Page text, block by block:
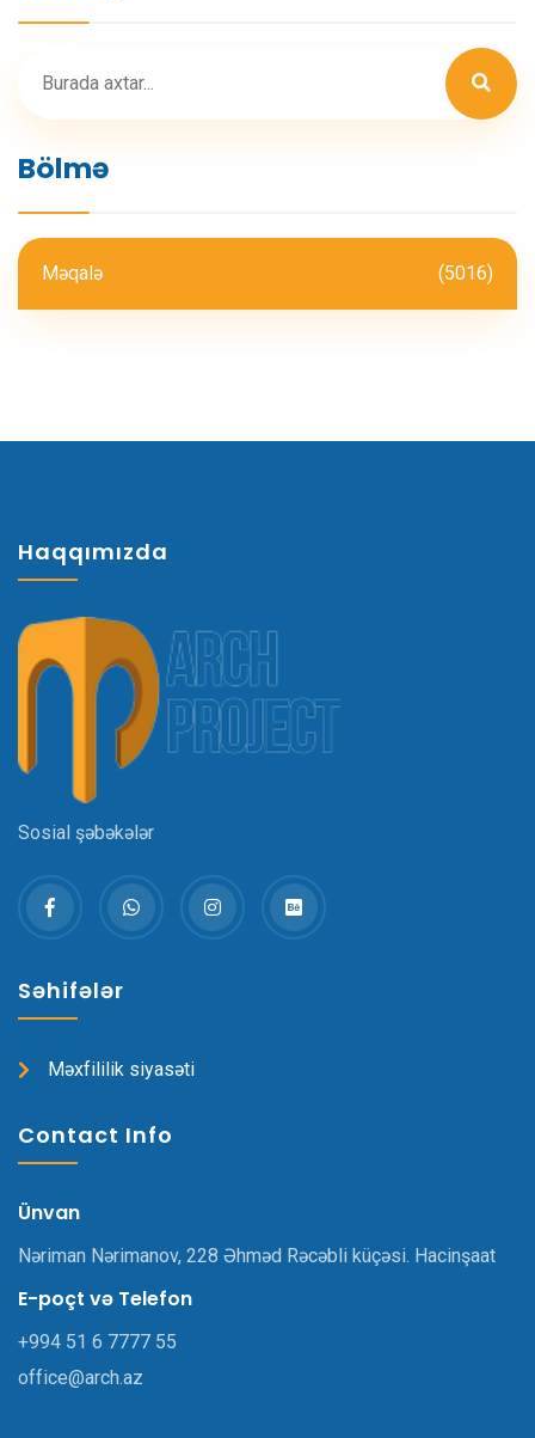
Bölmə
Məqalə (5016)
Haqqımızda
Sosial şəbəkələr
Səhifələr
Məxfililik siyasəti
Contact Info
Ünvan
Nəriman Nərimanov, 228 Əhməd Rəcəbli küçəsi. Hacinşaat
E-poçt və Telefon
+994 51 6 7777 55
office@arch.az